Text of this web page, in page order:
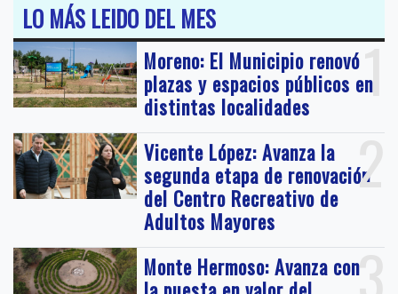
LO MÁS LEIDO DEL MES
1
Moreno: El Municipio renovó
plazas y espacios públicos en
distintas localidades
2
Vicente López: Avanza la
segunda etapa de renovación
del Centro Recreativo de
Adultos Mayores
3
Monte Hermoso: Avanza con